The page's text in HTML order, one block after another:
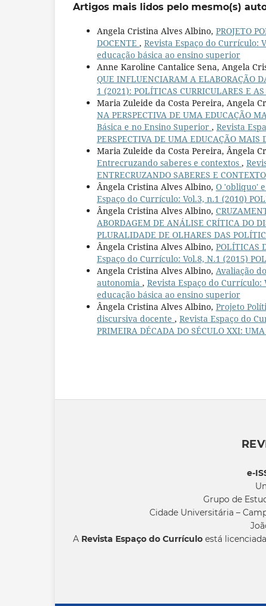
Artigos mais lidos pelo mesmo(s)
Angela Cristina Alves Albino, PROJETO
DOCENTE , Revista Espaço do Currículo:
educação básica ao ensino superior
Anne Karoline Cantalice Sena, Angela
QUE INFLUENCIARAM A ELABORAÇÃO
1 (2021): POLÍTICAS CURRICULARES E
Maria Zuleide da Costa Pereira, Angela
NA PERSPECTIVA DE UMA EDUCAÇÃO
Básica e no Ensino Superior , Revista
PERSPECTIVA DE UMA EDUCAÇÃO
Maria Zuleide da Costa Pereira, Ângela
Entrecruzando saberes e contextos ,
ENTRECRUZANDO SABERES E
Ângela Cristina Alves Albino, O 'obliquo'
Espaço do Currículo: Vol.3, n.1 (2010)
Ângela Cristina Alves Albino,
ABORDAGEM DE ANÁLISE CRÍTICA DO
PLURALIDADE DE OLHARES DAS
Ângela Cristina Alves Albino, POLÍTICAS
Espaço do Currículo: Vol.8, N.1 (2015)
Angela Cristina Alves Albino, Avaliação
autonomia , Revista Espaço do Currículo:
educação básica ao ensino superior
Ângela Cristina Alves Albino, Projeto
discursiva docente , Revista Espaço do
PRIMEIRA DÉCADA DO SÉCULO XXI:
e-
Grupo de
Cidade Universitária –
A Revista Espaço do Currículo está